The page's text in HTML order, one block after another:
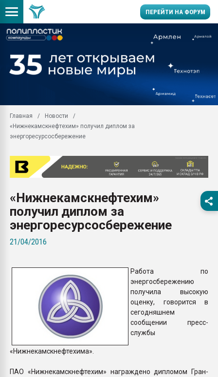
ПЕРЕЙТИ НА ФОРУМ
производство SPC
заводу пластмасс"
28.07.2026
первый план в
28.07.2026
ситуацией на
Всё, что касается
Главная
Новости
«Нижнекамскнефтехим» получил диплом за
энергоресурсосбережение
«Нижнекамскнефтехим»
получил диплом за
энергоресурсосбережение
21/04/2016
Работа по
энергосбережению
получила высокую
оценку, говорится в
сегодняшнем
сообщении пресс-
службы
«Нижнекамскнефтехима».
ПАО «Нижнекамскнефтехим» награждено дипломом Гран-